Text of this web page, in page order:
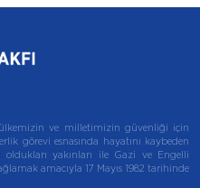
ülkemizin ve milletimizin güvenliği için
görevi esnasında hayatını kaybeden
yakınları ile Gazi ve Engelli
amacıyla 17 Mayıs 1982 tarihinde